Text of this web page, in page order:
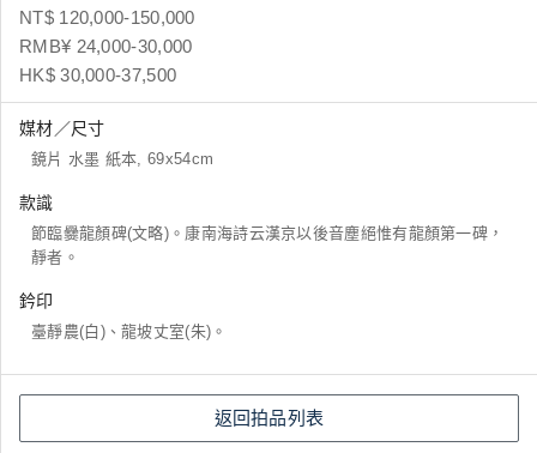
NT$ 120,000-150,000
RMB¥ 24,000-30,000
HK$ 30,000-37,500
媒材／尺寸
鏡片 水墨 紙本, 69x54cm
款識
節臨爨龍顏碑(文略)。康南海詩云漢京以後音塵絕惟有龍顏第一碑，
靜者。
鈐印
臺靜農(白)、龍坡丈室(朱)。
返回拍品列表